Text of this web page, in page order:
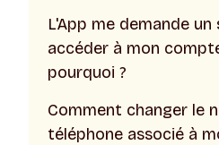
L'App me demande
accéder à mon
pourquoi ?
Comment changer le
téléphone associé à